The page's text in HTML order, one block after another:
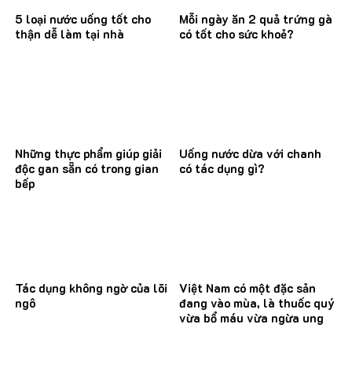
5 loại nước uống tốt cho
thận dễ làm tại nhà
Mỗi ngày ăn 2 quả trứng gà
có tốt cho sức khoẻ?
Những thực phẩm giúp giải
độc gan sẵn có trong gian
bếp
Uống nước dừa với chanh
có tác dụng gì?
Tác dụng không ngờ của lõi
ngô
Việt Nam có một đặc sản
đang vào mùa, là thuốc quý
vừa bổ máu vừa ngừa ung